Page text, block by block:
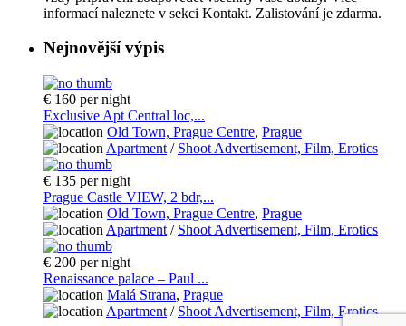
informací naleznete v sekci Kontakt. Zalistování je zdarma.
Nejnovější výpis
€ 160 per night
Exclusive Apt Central loc,...
Old Town, Prague Centre, Prague
Apartment / Shoot Advertisement, Film, Erotics
€ 135 per night
Prague Castle VIEW, 2 bdr,...
Old Town, Prague Centre, Prague
Apartment / Shoot Advertisement, Film, Erotics
€ 200 per night
Renaissance palace – Paul ...
Malá Strana, Prague
Apartment / Shoot Advertisement, Film, Erotics